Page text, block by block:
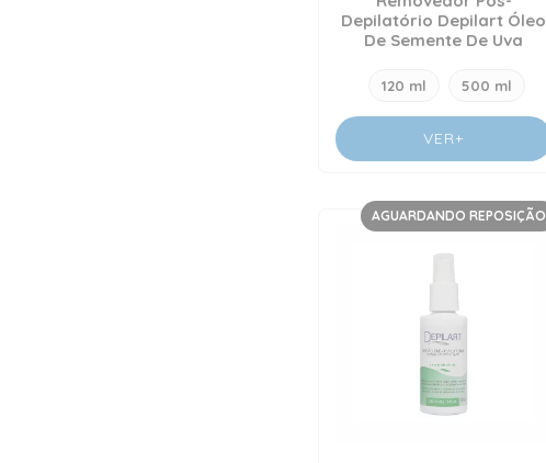
Depilatório Depilart Óleo
De Semente De Uva
120 ml 500 ml
VER+
AGUARDANDO REPOSIÇÃO